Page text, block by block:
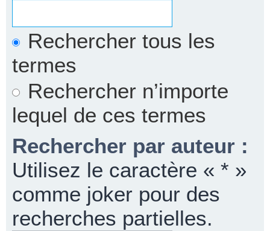
Rechercher tous les
termes
Rechercher n’importe
lequel de ces termes
Rechercher par auteur :
Utilisez le caractère « * »
comme joker pour des
recherches partielles.